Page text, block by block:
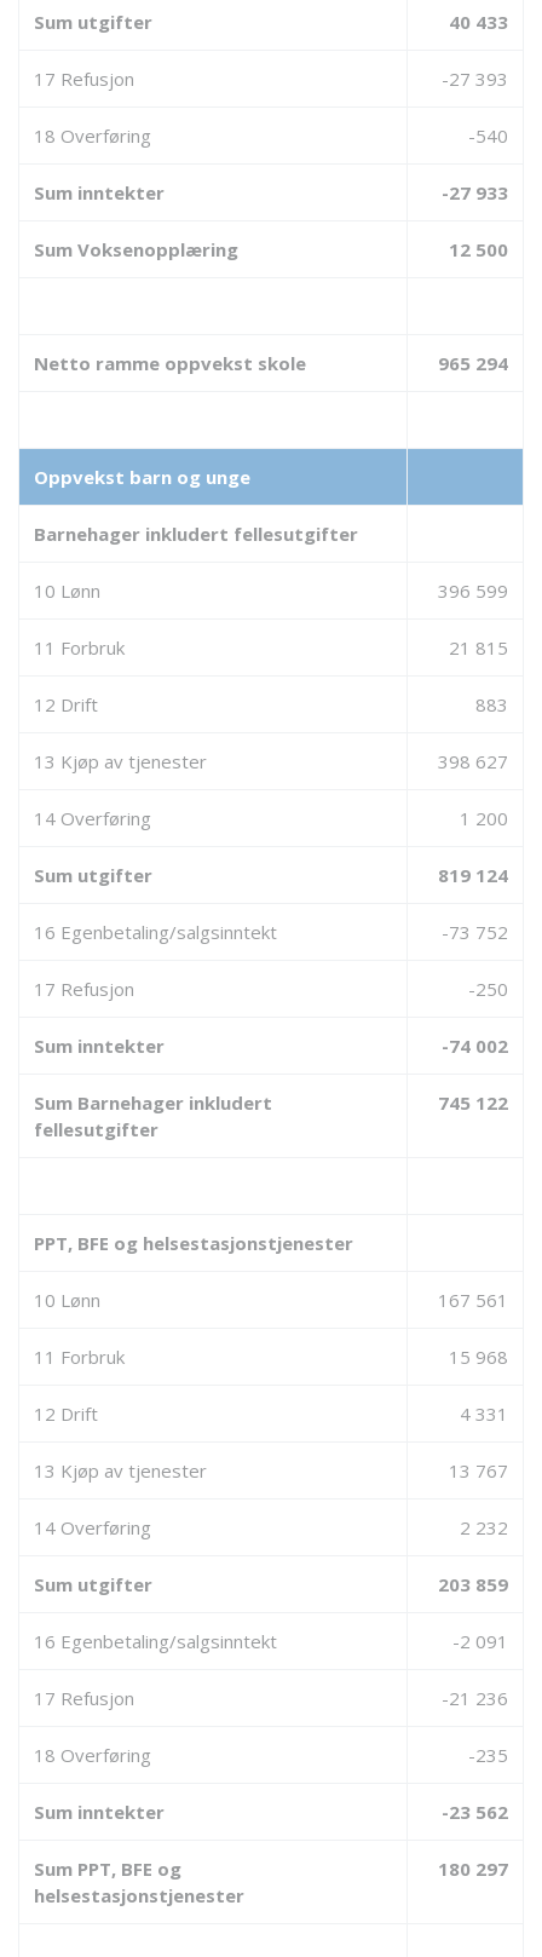
Sum utgifter 40 433
17 Refusjon -27 393
18 Overføring -540
Sum inntekter -27 933
Sum Voksenopplæring 12 500
Netto ramme oppvekst skole 965 294
Oppvekst barn og unge
Barnehager inkludert fellesutgifter
10 Lønn 396 599
11 Forbruk 21 815
12 Drift 883
13 Kjøp av tjenester 398 627
14 Overføring 1 200
Sum utgifter 819 124
16 Egenbetaling/salgsinntekt -73 752
17 Refusjon -250
Sum inntekter -74 002
Sum Barnehager inkludert
fellesutgifter
745 122
PPT, BFE og helsestasjonstjenester
10 Lønn 167 561
11 Forbruk 15 968
12 Drift 4 331
13 Kjøp av tjenester 13 767
14 Overføring 2 232
Sum utgifter 203 859
16 Egenbetaling/salgsinntekt -2 091
17 Refusjon -21 236
18 Overføring -235
Sum inntekter -23 562
Sum PPT, BFE og
helsestasjonstjenester
180 297